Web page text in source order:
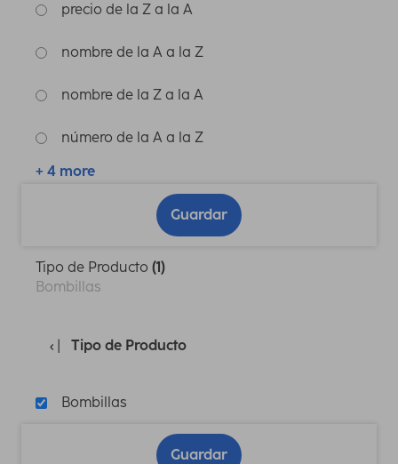
precio de la Z a la A
nombre de la A a la Z
nombre de la Z a la A
número de la A a la Z
+ 4 more
Guardar
Tipo de Producto (1)
Bombillas
Tipo de Producto
Bombillas
Guardar